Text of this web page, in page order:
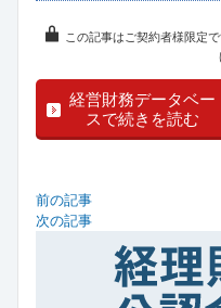
この記事はご契約者様限定
経営財務データベー
スで続きを読む
前の記事
次の記事